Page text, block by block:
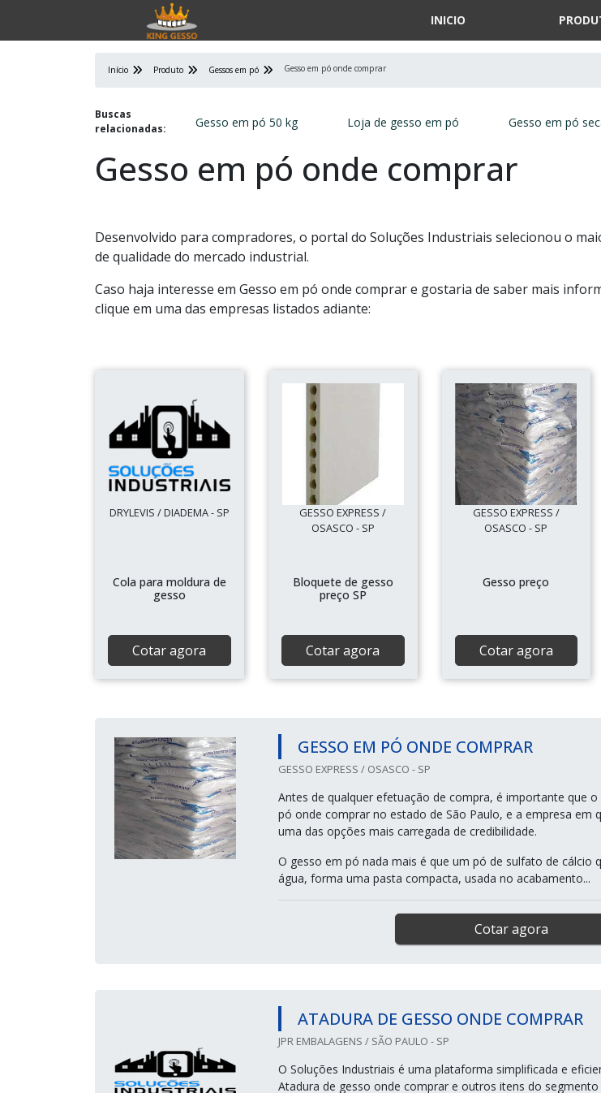
INICIO
Início Produto Gessos em pó Gesso em pó onde comprar
Buscas
relacionadas:
Gesso em pó 50 kg Loja de gesso em pó Gesso em pó
Gesso em pó onde comprar
Desenvolvido para compradores, o portal do Soluções Industriais selecionou o
de qualidade do mercado industrial.
Caso haja interesse em Gesso em pó onde comprar e gostaria de saber mais
clique em uma das empresas listados adiante:
DRYLEVIS / DIADEMA - SP
Cola para moldura de
gesso
Cotar agora
GESSO EXPRESS /
OSASCO - SP
Bloquete de gesso
preço SP
Cotar agora
GESSO EXPRESS /
OSASCO - SP
Gesso preço
Cotar agora
GESSO EM PÓ ONDE COMPRAR
GESSO EXPRESS / OSASCO - SP
Antes de qualquer efetuação de compra, é importante que
pó onde comprar no estado de São Paulo, e a empresa em
uma das opções mais carregada de credibilidade.
O gesso em pó nada mais é que um pó de sulfato de cálcio
água, forma uma pasta compacta, usada no acabamento...
Cotar agora
ATADURA DE GESSO ONDE COMPRAR
JPR EMBALAGENS / SÃO PAULO - SP
O Soluções Industriais é uma plataforma simplificada e
Atadura de gesso onde comprar e outros itens do